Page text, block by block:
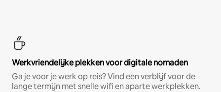
Werkvriendelijke plekken voor digitale nomaden
Ga je voor je werk op reis? Vind een verblijf voor de
lange termijn met snelle wifi en aparte werkplekken.